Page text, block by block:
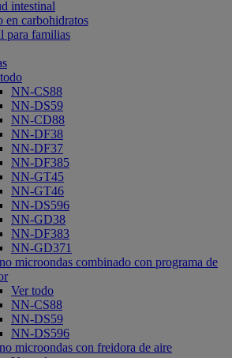
intestinal
en carbohidratos
para familias
NN-CS88
NN-DS59
NN-CD88
NN-DF38
NN-DF37
NN-DF385
NN-GT45
NN-GT46
NN-DS596
NN-GD38
NN-DF383
NN-GD371
microondas combinado con programa de
Ver todo
NN-CS88
NN-DS59
NN-DS596
microondas con freidora de aire